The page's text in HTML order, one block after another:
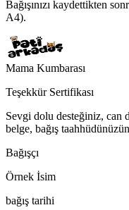
Bağışınızı kaydettikten
A4).
Mama Kumbarası
Teşekkür Sertifikası
Sevgi dolu desteğiniz, can
belge, bağış taahhüdünüzün
Bağışçı
Örnek İsim
bağış tarihi